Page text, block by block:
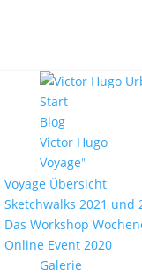
Start
Blog
Victor Hugo
Voyage
Voyage Übersicht
Sketchwalks 2021 und
Das Workshop
Online Event 2020
Galerie